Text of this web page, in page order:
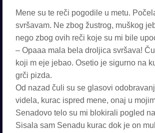
Mene su te reči pogodile u metu.
svršavam. Ne zbog žustrog, muškog
nego zbog ovih reči koje su mi bile
– Opaaa mala bela droljica svršava!
koji m eje jebao. Osetio je sigurno na
grči pizda.
Od nazad čuli su se glasovi
videla, kurac ispred mene, onaj u
Senadovo telo su mi blokirali pogled
Sisala sam Senadu kurac dok je on